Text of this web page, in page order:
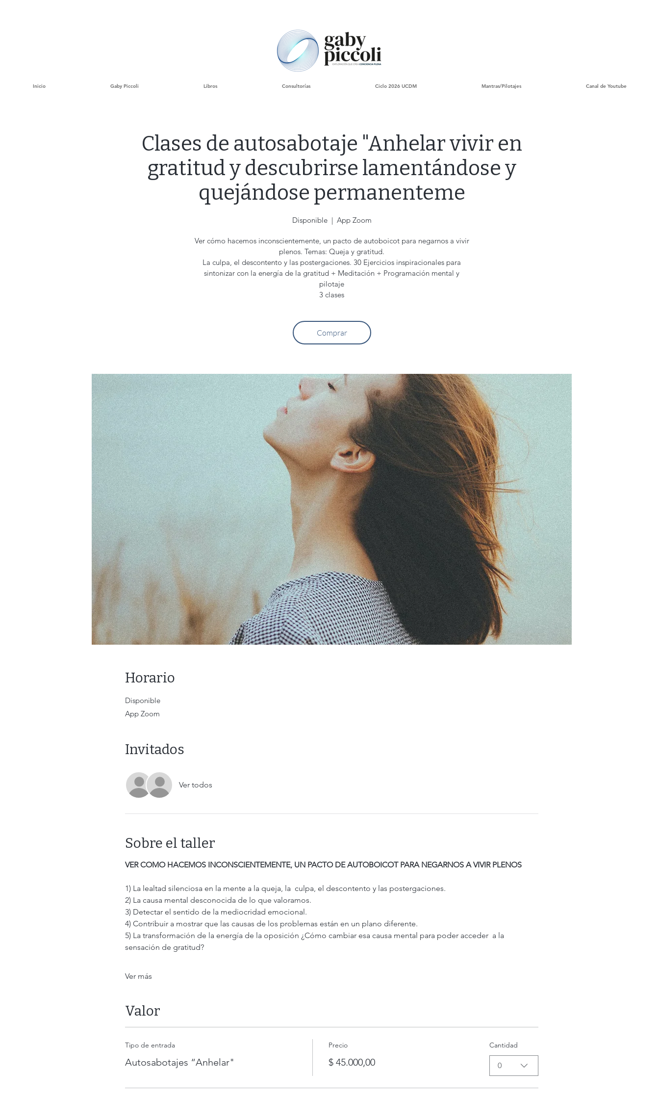
Inicio Gaby Piccoli Libros Consultorías Ciclo 2026 UCDM Mantras/Pilotajes Canal de Youtube
Clases de autosabotaje "Anhelar vivir en
gratitud y descubrirse lamentándose y
quejándose permanenteme
Disponible
  |
App Zoom
Ver cómo hacemos inconscientemente, un pacto de autoboicot para negarnos a vivir
plenos. Temas: Queja y gratitud.
La culpa, el descontento y las postergaciones. 30 Ejercicios inspiracionales para
sintonizar con la energía de la gratitud + Meditación + Programación mental y
pilotaje
3 clases
Comprar
Horario
Disponible
App Zoom
Invitados
Ver todos
Sobre el taller
VER COMO HACEMOS INCONSCIENTEMENTE, UN PACTO DE AUTOBOICOT PARA NEGARNOS A VIVIR PLENOS
1) La lealtad silenciosa en la mente a la queja, la  culpa, el descontento y las postergaciones.
2) La causa mental desconocida de lo que valoramos.
3) Detectar el sentido de la mediocridad emocional.
4) Contribuir a mostrar que las causas de los problemas están en un plano diferente.
5) La transformación de la energía de la oposición ¿Cómo cambiar esa causa mental para poder acceder  a la
sensación de gratitud?
Ver más
Valor
Tipo de entrada
Autosabotajes “Anhelar"
Precio
$ 45.000,00
Cantidad
0